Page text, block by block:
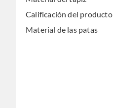
Calificación del producto
Material de las patas